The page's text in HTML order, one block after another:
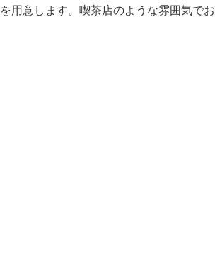
用意します。喫茶店のような雰囲気でお